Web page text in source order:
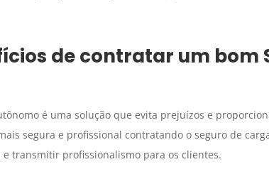
de contratar um bom
é uma solução que evita prejuízos e
segura e profissional contratando o seguro de
transmitir profissionalismo para os clientes.